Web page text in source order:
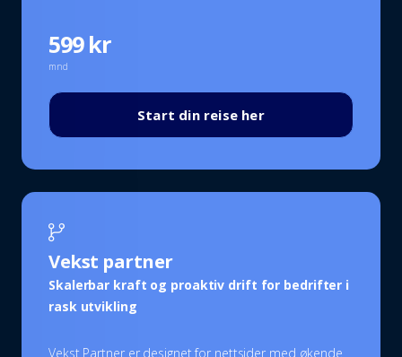
599 kr
mnd
Start din reise her
Vekst partner
Skalerbar kraft og proaktiv drift for bedrifter i
rask utvikling
Vekst Partner er designet for nettsider med økende